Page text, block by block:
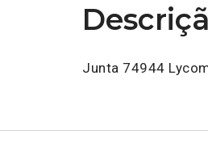
Junta 74944